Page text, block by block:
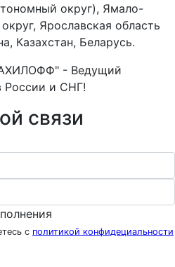
округ), Ямало-
Ярославская область
Казахстан, Беларусь.
- Ведущий
России и СНГ!
связи
с политикой конфидециальности